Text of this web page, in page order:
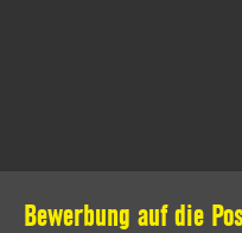
Bewerbung auf die